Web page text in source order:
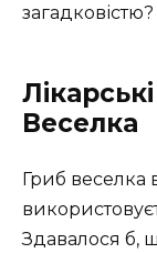
загадковістю?
Веселка
Гриб веселка
Здавалося б,